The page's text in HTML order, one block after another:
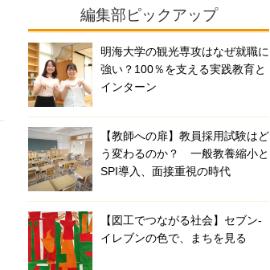
編集部ピックアップ
明海大学の観光専攻はなぜ就職に
強い？100％を支える実践教育と
インターン
【教師への扉】教員採用試験はど
う変わるのか？ 一般教養縮小と
SPI導入、面接重視の時代
【図工でつながる社会】セブン‐
イレブンの色で、まちを見る